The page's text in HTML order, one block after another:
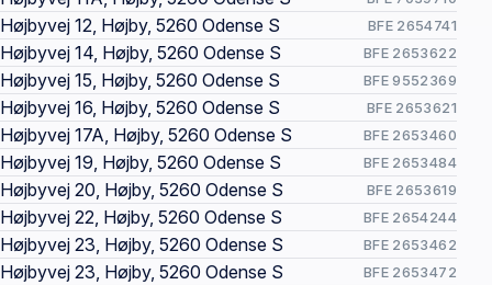
Højbyvej 12, Højby, 5260 Odense S BFE 2654741
Højbyvej 14, Højby, 5260 Odense S BFE 2653622
Højbyvej 15, Højby, 5260 Odense S BFE 9552369
Højbyvej 16, Højby, 5260 Odense S BFE 2653621
Højbyvej 17A, Højby, 5260 Odense S BFE 2653460
Højbyvej 19, Højby, 5260 Odense S BFE 2653484
Højbyvej 20, Højby, 5260 Odense S BFE 2653619
Højbyvej 22, Højby, 5260 Odense S BFE 2654244
Højbyvej 23, Højby, 5260 Odense S BFE 2653462
Højbyvej 23, Højby, 5260 Odense S BFE 2653472